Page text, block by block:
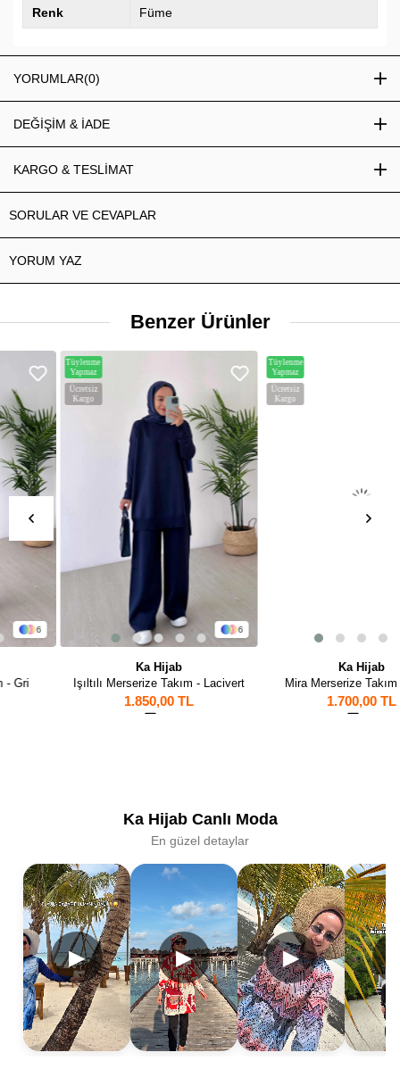
Renk Füme
YORUMLAR(0)
DEĞİŞİM & İADE
KARGO & TESLİMAT
SORULAR VE CEVAPLAR
YORUM YAZ
Benzer Ürünler
6
Işıltılı Merserize Takım - Lacivert
1.850,00 TL
Ücretsiz
Kargo
Yapmaz
Mira Merserize Takım - Siyah
1.700,00 TL
Ücretsiz
Kargo
Yapmaz
Ka Hijab Canlı Moda
En güzel detaylar
▶ ▶ ▶